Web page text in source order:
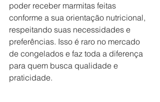
poder receber marmitas feitas
conforme a sua orientação nutricional,
respeitando suas necessidades e
preferências. Isso é raro no mercado
de congelados e faz toda a diferença
para quem busca qualidade e
praticidade.